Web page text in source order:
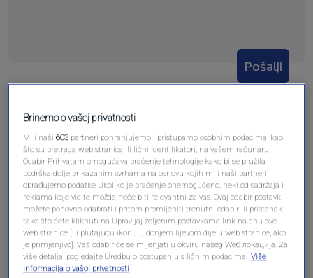
Pošalji
Pošalji komentar
Brinemo o vašoj privatnosti
Mi i naši603 partneri pohranjujemo i pristupamo osobnim podacima, kao
što su pretraga web stranica ili lični identifikatori, na vašem računaru .
Odabir Prihvatam omogućava praćenje tehnologije kako bi se pružila
podrška dolje prikazanim svrhama na osnovu kojih mi i naši partneri
obrađujemo podatke Ukoliko je praćenje onemogućeno, neki od sadržaja i
reklama koje vidite možda neće biti relevantni za vas. Ovaj odabir postavki
možete ponovno odabrati i pritom promijeniti trenutni odabir ili pristanak
tako što ćete kliknuti na Upravljaj željenim postavkama link na dnu ove
web stranice [ili plutajuću ikonu u donjem lijevom dijelu web stranice, ako
je primjenjivo]. Vaš odabir će se mijenjati u okviru našeg Wеб локација. Za
više detalja, pogledajte Uredbu o postupanju s ličnim podacima. Više
informacija o vašoj privatnosti